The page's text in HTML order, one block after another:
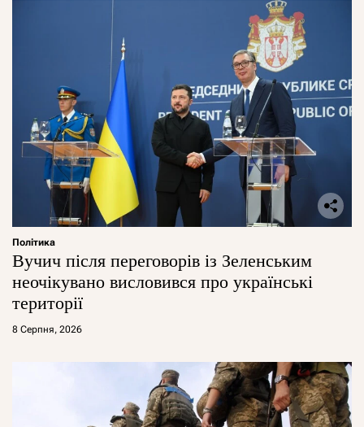
Політика
Вучич після переговорів із Зеленським
неочікувано висловився про українські
території
8 Серпня, 2026